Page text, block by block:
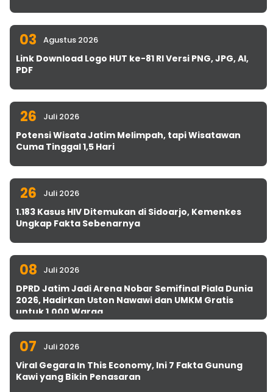
03 Agustus 2026
Link Download Logo HUT ke-81 RI Versi PNG, JPG, AI,
PDF
26 Juli 2026
Potensi Wisata Jatim Melimpah, tapi Wisatawan
Cuma Tinggal 1,5 Hari
26 Juli 2026
1.183 Kasus HIV Ditemukan di Sidoarjo, Kemenkes
Ungkap Fakta Sebenarnya
08 Juli 2026
DPRD Jatim Jadi Arena Nobar Semifinal Piala Dunia
2026, Hadirkan Uston Nawawi dan UMKM Gratis
untuk 1.000 Warga
07 Juli 2026
Viral Gegara In This Economy, Ini 7 Fakta Gunung
Kawi yang Bikin Penasaran